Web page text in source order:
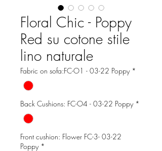
Floral Chic - Poppy
Red su cotone stile
lino naturale
Fabric on sofa:FC-O1 - 03-22 Poppy *
Back Cushions: FC-O4 - 03-22 Poppy *
Front cushion: Flower FC-3- 03-22
Poppy *